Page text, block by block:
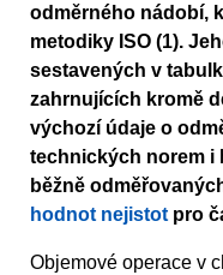
odměrného nádobí,
metodiky ISO (1).
sestavených v
zahrnujících kromě
výchozí údaje o
technických norem i
běžně
hodnot nejistot pro
Objemové operace v